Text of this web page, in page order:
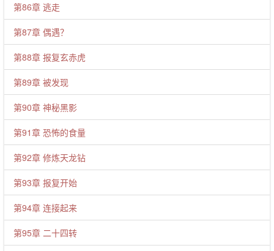
第86章 逃走
第87章 偶遇？
第88章 报复玄赤虎
第89章 被发现
第90章 神秘黑影
第91章 恐怖的食量
第92章 修炼天龙钻
第93章 报复开始
第94章 连接起来
第95章 二十四转